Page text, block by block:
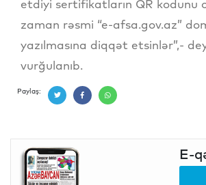
etdiyi sertifikatların QR kodunu
zaman rəsmi “e-afsa.gov.az”
yazılmasına diqqət etsinlər”,-
vurğulanıb.
Paylaş:
E-